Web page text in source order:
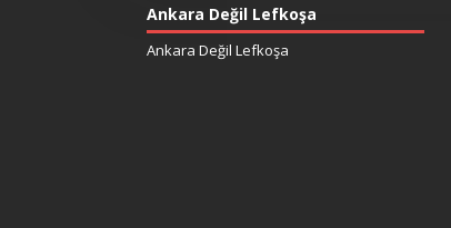
Ankara Değil Lefkoşa
Ankara Değil Lefkoşa